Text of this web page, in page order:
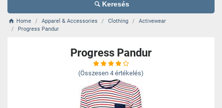
Keresés
Home Apparel & Accessories Clothing
Activewear
Progress Pandur
Progress Pandur
(Összesen 4 értékelés)